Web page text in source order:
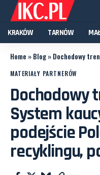
KRAKÓW TARNÓW
Home »Blog»Dochodowy trend narodowy.
MATERIAŁY PARTNERÓW
Dochodowy
System
podejście
recyklingu,